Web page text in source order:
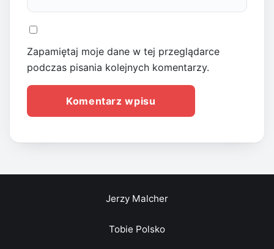
Zapamiętaj moje dane w tej przeglądarce
podczas pisania kolejnych komentarzy.
Jerzy Malcher
Tobie Polsko